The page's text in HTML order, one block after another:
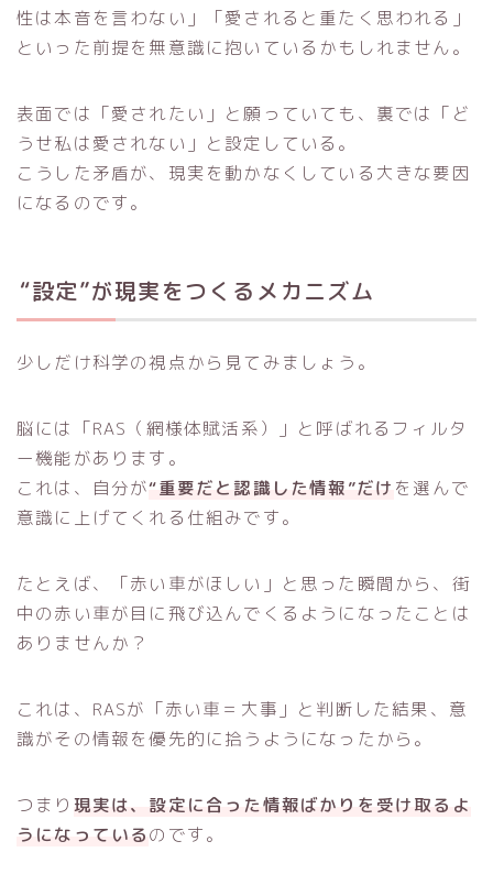
性は本音を言わない」「愛されると重たく思われる」
といった前提を無意識に抱いているかもしれません。
表面では「愛されたい」と願っていても、裏では「ど
うせ私は愛されない」と設定している。
こうした矛盾が、現実を動かなくしている大きな要因
になるのです。
“設定”が現実をつくるメカニズム
少しだけ科学の視点から見てみましょう。
脳には「RAS（網様体賦活系）」と呼ばれるフィルタ
ー機能があります。
これは、自分が“重要だと認識した情報”だけ を選んで
意識に上げてくれる仕組みです。
たとえば、「赤い車がほしい」と思った瞬間から、街
中の赤い車が目に飛び込んでくるようになったことは
ありませんか？
これは、RASが「赤い車＝大事」と判断した結果、意
識がその情報を優先的に拾うようになったから。
つまり 現実は、設定に合った情報ばかりを受け取るよ
うになっているのです。